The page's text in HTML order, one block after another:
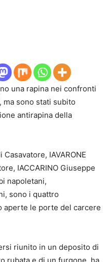
una rapina nei confronti
sono stati subito
antirapina della
IAVARONE
IACCARINO Giuseppe
napoletani,
sono i quattro
aperte le porte del carcere
riunito in un deposito di